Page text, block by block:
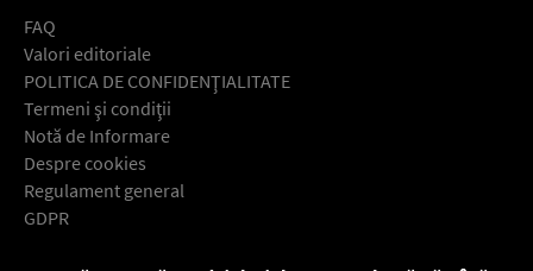
FAQ
Valori editoriale
POLITICA DE CONFIDENŢIALITATE
Termeni şi condiţii
Notă de Informare
Despre cookies
Regulament general
GDPR